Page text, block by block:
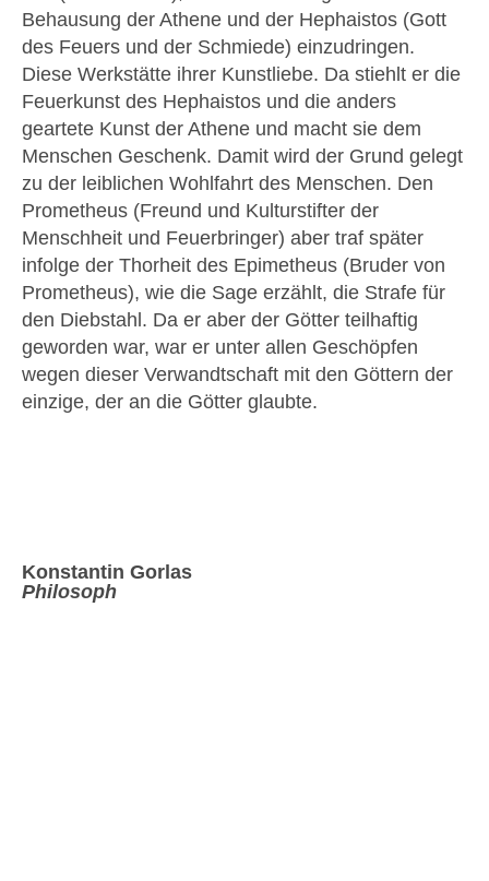
Behausung der Athene und der Hephaistos (Gott
des Feuers und der Schmiede) einzudringen.
Diese Werkstätte ihrer Kunstliebe. Da stiehlt er die
Feuerkunst des Hephaistos und die anders
geartete Kunst der Athene und macht sie dem
Menschen Geschenk. Damit wird der Grund gelegt
zu der leiblichen Wohlfahrt des Menschen. Den
Prometheus (Freund und Kulturstifter der
Menschheit und Feuerbringer) aber traf später
infolge der Thorheit des Epimetheus (Bruder von
Prometheus), wie die Sage erzählt, die Strafe für
den Diebstahl. Da er aber der Götter teilhaftig
geworden war, war er unter allen Geschöpfen
wegen dieser Verwandtschaft mit den Göttern der
einzige, der an die Götter glaubte.
Konstantin Gorlas
Philosoph